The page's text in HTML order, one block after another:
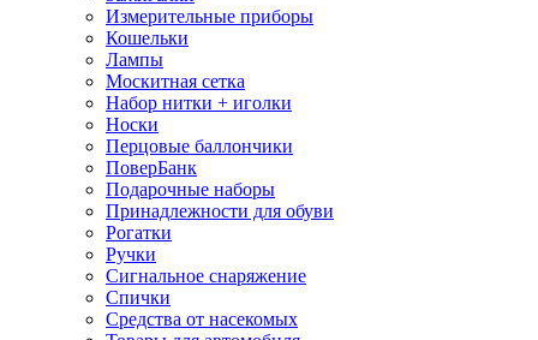
Измерительные приборы
Кошельки
Лампы
Москитная сетка
Набор нитки + иголки
Носки
Перцовые баллончики
ПоверБанк
Подарочные наборы
Принадлежности для обуви
Рогатки
Ручки
Сигнальное снаряжение
Спички
Средства от насекомых